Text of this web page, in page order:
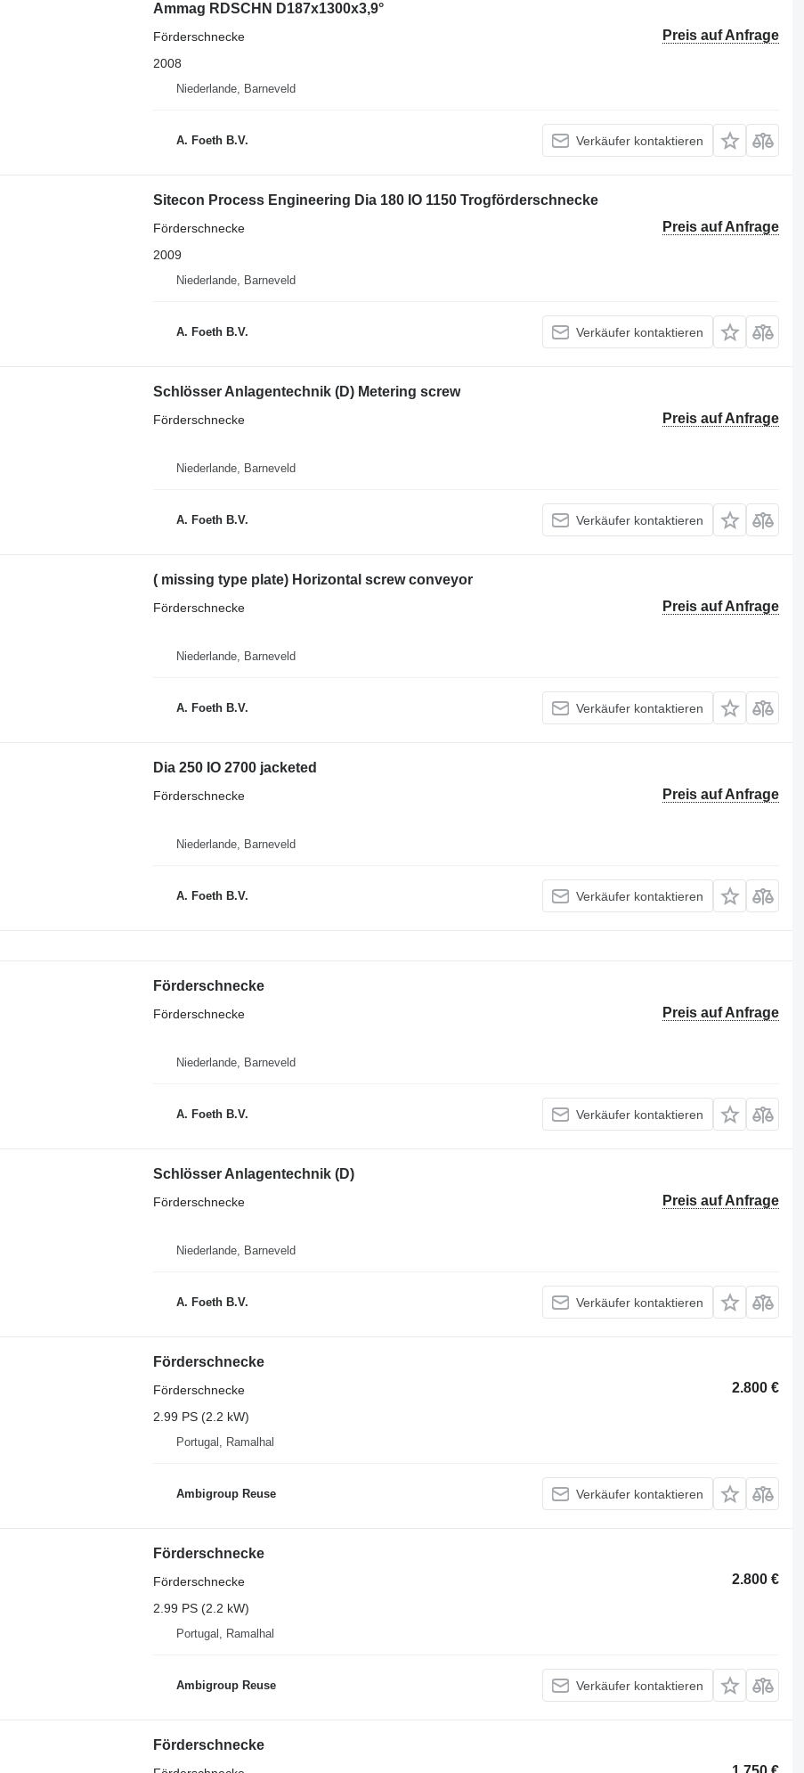
Ammag RDSCHN D187x1300x3,9°
Preis auf Anfrage
Förderschnecke
2008
Niederlande, Barneveld
A. Foeth B.V. Verkäufer kontaktieren
Sitecon Process Engineering Dia 180 IO 1150 Trogförderschnecke
Preis auf Anfrage
Förderschnecke
2009
Niederlande, Barneveld
A. Foeth B.V. Verkäufer kontaktieren
Schlösser Anlagentechnik (D) Metering screw
Preis auf Anfrage
Förderschnecke
Niederlande, Barneveld
A. Foeth B.V. Verkäufer kontaktieren
( missing type plate) Horizontal screw conveyor
Preis auf Anfrage
Förderschnecke
Niederlande, Barneveld
A. Foeth B.V. Verkäufer kontaktieren
Dia 250 IO 2700 jacketed
Preis auf Anfrage
Förderschnecke
Niederlande, Barneveld
A. Foeth B.V. Verkäufer kontaktieren
Förderschnecke
Preis auf Anfrage
Förderschnecke
Niederlande, Barneveld
A. Foeth B.V. Verkäufer kontaktieren
Schlösser Anlagentechnik (D)
Preis auf Anfrage
Förderschnecke
Niederlande, Barneveld
A. Foeth B.V. Verkäufer kontaktieren
Förderschnecke
2.800 €
Förderschnecke
2.99 PS (2.2 kW)
Portugal, Ramalhal
Ambigroup Reuse Verkäufer kontaktieren
Förderschnecke
2.800 €
Förderschnecke
2.99 PS (2.2 kW)
Portugal, Ramalhal
Ambigroup Reuse Verkäufer kontaktieren
Förderschnecke